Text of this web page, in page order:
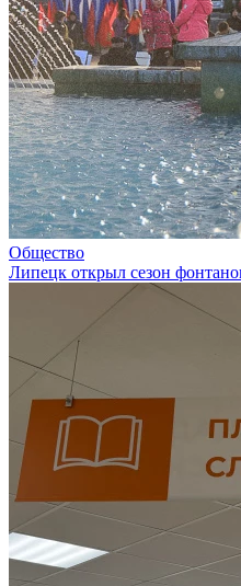
Общество
Липецк открыл сезон